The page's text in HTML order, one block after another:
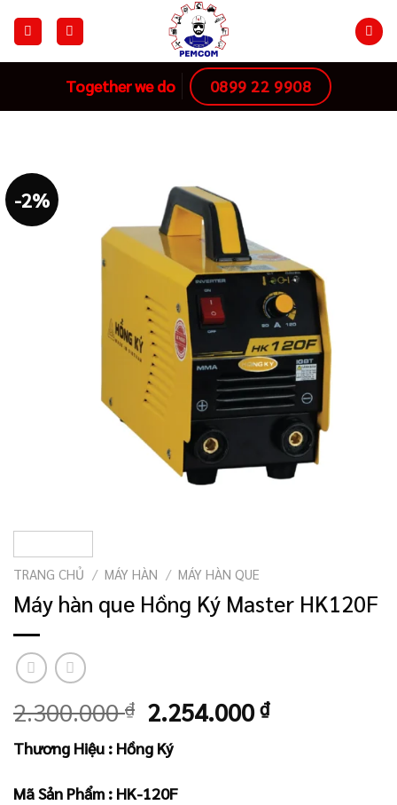
Together we do 0899 22 9908
-2%
TRANG CHỦ / MÁY HÀN / MÁY HÀN QUE
Máy hàn que Hồng Ký Master HK120F
2.300.000₫ Giá
gốc
là:
2.300.000 ₫.
2.254.000₫Giá
Thương Hiệu : Hồng Ký
Mã Sản Phẩm : HK-120F